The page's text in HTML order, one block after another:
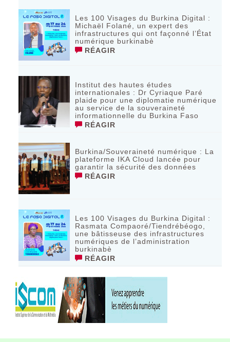
Les 100 Visages du Burkina Digital :
Michaël Folané, un expert des
infrastructures qui ont façonné l’État
numérique burkinabè
RÉAGIR
Institut des hautes études
internationales : Dr Cyriaque Paré
plaide pour une diplomatie numérique
au service de la souveraineté
informationnelle du Burkina Faso
RÉAGIR
Burkina/Souveraineté numérique : La
plateforme IKA Cloud lancée pour
garantir la sécurité des données
RÉAGIR
Les 100 Visages du Burkina Digital :
Rasmata Compaoré/Tiendrébéogo,
une bâtisseuse des infrastructures
numériques de l’administration
burkinabè
RÉAGIR